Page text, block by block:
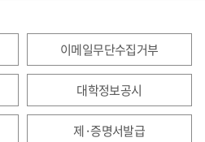
이메일무단수집거부
대학정보공시
제·증명서발급